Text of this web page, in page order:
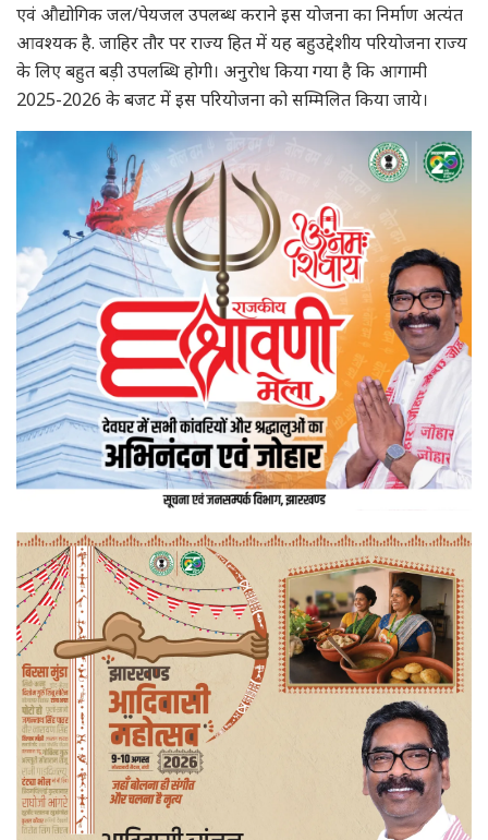
एवं औद्योगिक जल/पेयजल उपलब्ध कराने इस योजना का निर्माण अत्यंत
आवश्यक है. जाहिर तौर पर राज्य हित में यह बहुउद्देशीय परियोजना राज्य
के लिए बहुत बड़ी उपलब्धि होगी। अनुरोध किया गया है कि आगामी
2025-2026 के बजट में इस परियोजना को सम्मिलित किया जाये।